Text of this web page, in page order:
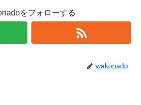
をフォローする
wakonado